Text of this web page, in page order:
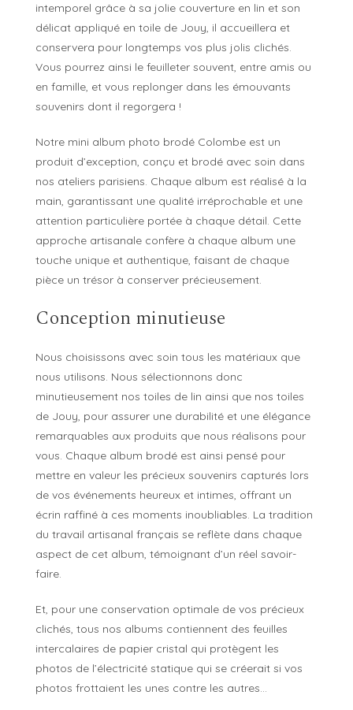
intemporel grâce à sa jolie couverture en lin et son
délicat appliqué en toile de Jouy, il accueillera et
conservera pour longtemps vos plus jolis clichés.
Vous pourrez ainsi le feuilleter souvent, entre amis ou
en famille, et vous replonger dans les émouvants
souvenirs dont il regorgera !
Notre mini album photo brodé Colombe est un
produit d’exception, conçu et brodé avec soin dans
nos ateliers parisiens. Chaque album est réalisé à la
main, garantissant une qualité irréprochable et une
attention particulière portée à chaque détail. Cette
approche artisanale confère à chaque album une
touche unique et authentique, faisant de chaque
pièce un trésor à conserver précieusement.
Conception minutieuse
Nous choisissons avec soin tous les matériaux que
nous utilisons. Nous sélectionnons donc
minutieusement nos toiles de lin ainsi que nos toiles
de Jouy, pour assurer une durabilité et une élégance
remarquables aux produits que nous réalisons pour
vous. Chaque album brodé est ainsi pensé pour
mettre en valeur les précieux souvenirs capturés lors
de vos événements heureux et intimes, offrant un
écrin raffiné à ces moments inoubliables. La tradition
du travail artisanal français se reflète dans chaque
aspect de cet album, témoignant d’un réel savoir-
faire.
Et, pour une conservation optimale de vos précieux
clichés, tous nos albums contiennent des feuilles
intercalaires de papier cristal qui protègent les
photos de l’électricité statique qui se créerait si vos
photos frottaient les unes contre les autres…